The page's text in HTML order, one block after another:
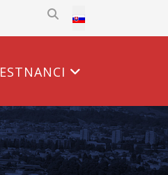
Select your language